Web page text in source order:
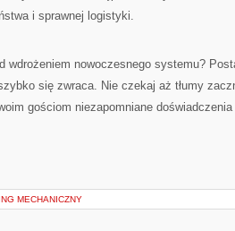
i sprawnej logistyki.
wdrożeniem nowoczesnego systemu?
się zwraca. Nie czekaj aż tłumy
gościom niezapomniane
MECHANICZNY